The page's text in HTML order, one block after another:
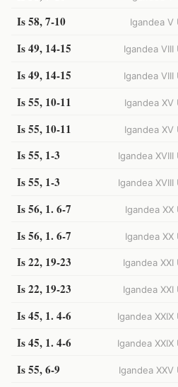
Is 58, 7-10 Igandea V
Is 49, 14-15 Igandea VIII
Is 49, 14-15 Igandea VIII
Is 55, 10-11 Igandea XV
Is 55, 10-11 Igandea XV
Is 55, 1-3 Igandea
Is 55, 1-3 Igandea
Is 56, 1. 6-7 Igandea XX
Is 56, 1. 6-7 Igandea XX
Is 22, 19-23 Igandea
Is 22, 19-23 Igandea
Is 45, 1. 4-6 Igandea
Is 45, 1. 4-6 Igandea
Is 55, 6-9 Igandea XXV